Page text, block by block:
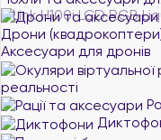
Дрони
Аксесуари для дронів
реальності